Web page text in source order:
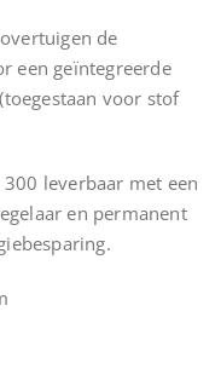
de
een geïntegreerde
voor stof
leverbaar met een
en permanent